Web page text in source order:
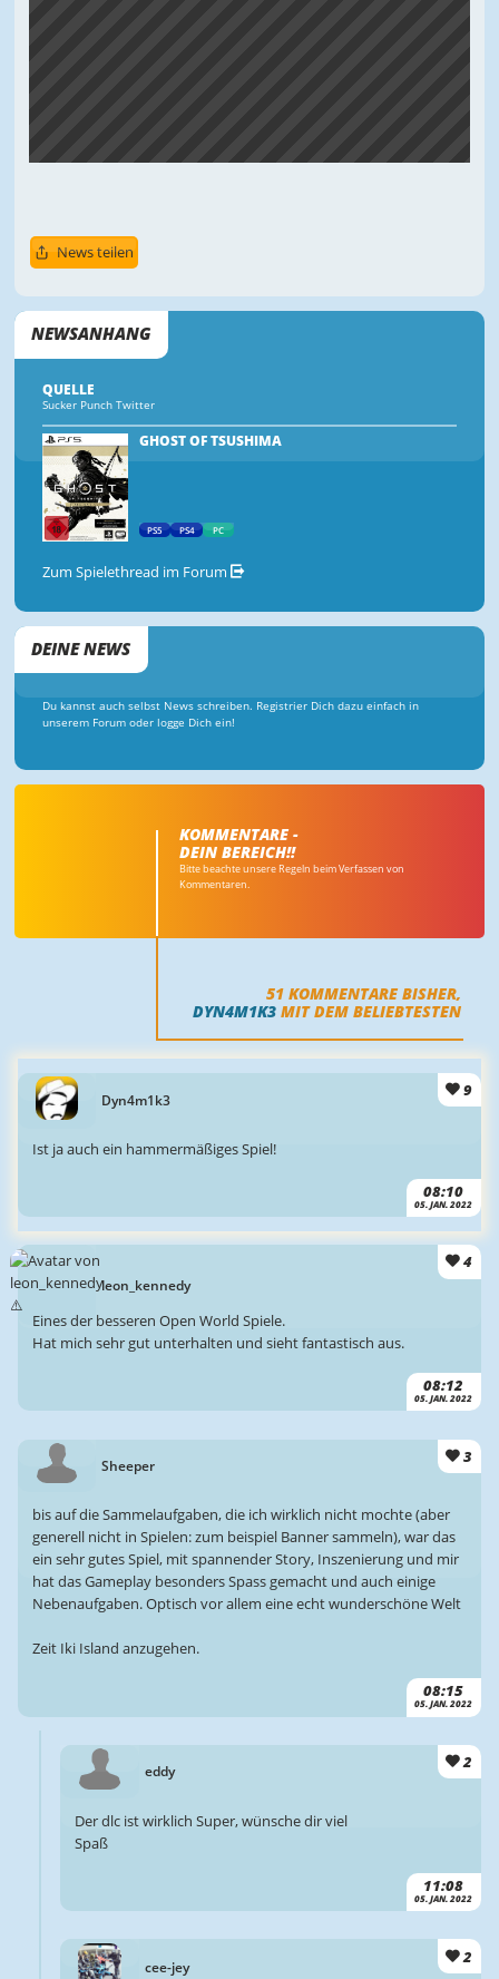
News teilen
NEWSANHANG
QUELLE
Sucker Punch Twitter
GHOST OF TSUSHIMA
PS5 PS4 PC
Zum Spielethread im Forum
DEINE NEWS
Du kannst auch selbst News schreiben. Registrier Dich dazu einfach in
unserem Forum oder logge Dich ein!
KOMMENTARE -
DEIN BEREICH!!
Bitte beachte unsere Regeln beim Verfassen von
Kommentaren.
51 KOMMENTARE BISHER,
DYN4M1K3 MIT DEM BELIEBTESTEN
Dyn4m1k3
9
08:10
05. JAN. 2022
Ist ja auch ein hammermäßiges Spiel!
leon_kennedy
4
08:12
05. JAN. 2022
Eines der besseren Open World Spiele.
Hat mich sehr gut unterhalten und sieht fantastisch aus.
Sheeper 3
08:15
05. JAN. 2022
bis auf die Sammelaufgaben, die ich wirklich nicht mochte (aber
generell nicht in Spielen: zum beispiel Banner sammeln), war das
ein sehr gutes Spiel, mit spannender Story, Inszenierung und mir
hat das Gameplay besonders Spass gemacht und auch einige
Nebenaufgaben. Optisch vor allem eine echt wunderschöne Welt
Zeit Iki Island anzugehen.
eddy 2
11:08
05. JAN. 2022
Der dlc ist wirklich Super, wünsche dir viel
Spaß
cee-jey
2